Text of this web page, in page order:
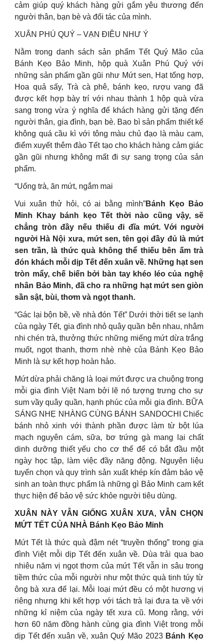
cảm giúp quý khách hàng gửi gắm yêu thương đến
người thân, bạn bè và đối tác của mình.
XUÂN PHÚ QUÝ – VẠN ĐIỀU NHƯ Ý
Nằm trong danh sách sản phẩm Tết Quý Mão của
Bánh Kẹo Bảo Minh, hộp quà Xuân Phú Quý với
những sản phẩm gần gũi như Mứt sen, Hạt tổng hợp,
Hoa quả sấy, Trà cà phê, bánh kẹo, rượu vang đã
được kết hợp bày trí với nhau thành 1 hộp quà vừa
sang trong vừa ý nghĩa để khách hàng gửi tặng đến
người thân, gia đình, bạn bè. Bao bì sản phẩm thiết kế
không quá cầu kì với tông màu chủ đạo là màu cam,
điểm xuyết thêm đào Tết tạo cho khách hàng cảm giác
gần gũi nhưng không mất đi sự sang trọng của sản
phẩm.
“Uống trà, ăn mứt, ngắm mai
Vui xuân thử hỏi, có ai bằng mình”Bánh Kẹo Bảo
Minh Khay bánh kẹo Tết thời nào cũng vậy, sẽ
chẳng tròn đầy nếu thiếu đi đĩa mứt. Với người
người Hà Nội xưa, mứt sen, tên gọi đầy đủ là mứt
sen trần, là thức quà không thể thiếu bên ấm trà
đón khách mỗi dịp Tết đến xuân về. Những hạt sen
tròn mẩy, chế biến bởi bàn tay khéo léo của nghệ
nhân Bảo Minh, đã cho ra những hạt mứt sen giòn
sần sật, bùi, thơm và ngọt thanh.
“Gác lại bộn bề, về nhà đón Tết” Dưới thời tiết se lạnh
của ngày Tết, gia đình nhỏ quây quần bên nhau, nhâm
nhi chén trà, thưởng thức những miếng mứt dừa trắng
muốt, ngọt thanh, thơm nhè nhè của Bánh Kẹo Bảo
Minh là sự kết hợp hoàn hảo.
Mứt dừa phải chăng là loại mứt được ưa chuộng trong
mỗi gia đình Việt Nam bởi lẽ nó tượng trưng cho sự
sum vầy quây quần, hạnh phúc của mỗi gia đình. BỮA
SÁNG NHẸ NHÀNG CÙNG BÁNH SANDOCHI Chiếc
bánh nhỏ xinh với thành phần được làm từ bột lúa
mạch nguyên cám, sữa, bơ trứng gà mang lại chất
dinh dưỡng thiết yếu cho cơ thể để có bắt đầu một
ngày học tập, làm việc đầy năng động. Nguyên liệu
tuyển chọn và quy trình sản xuất khép kín đảm bảo vệ
sinh an toàn thực phẩm là những gì Bảo Minh cam kết
thực hiện để bảo vệ sức khỏe người tiêu dùng.
XUÂN NÀY VẪN GIỐNG XUÂN XƯA, VẪN CHỌN
MỨT TẾT CỦA NHÀ Bánh Kẹo Bảo Minh
Mứt Tết là thức quà đậm nét “truyền thống” trong gia
đình Việt mỗi dịp Tết đến xuân về. Dùa trải qua bao
nhiêu năm vị ngọt thơm của mứt Tết vẫn in sâu trong
tiềm thức của mỗi người như một thức quà tinh túy từ
ông bà xưa để lại. Mỗi loại mứt đều có một hương vị
riêng nhưng khi kết hợp với tách trà lại đưa ta về với
những kỉ niệm của ngày tết xưa cũ. Mong rằng, với
hơn 60 năm đồng hành cùng gia đình Việt trong mỗi
dịp Tết đến xuân về, xuân Quý Mão 2023 Bánh Kẹo